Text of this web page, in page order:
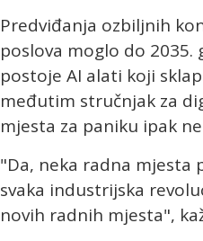
Predviđanja ozbiljnih
poslova moglo do
postoje AI alati koji
međutim stručnjak za
mjesta za paniku ipak
"Da, neka radna mjesta
svaka industrijska
novih radnih mjesta",